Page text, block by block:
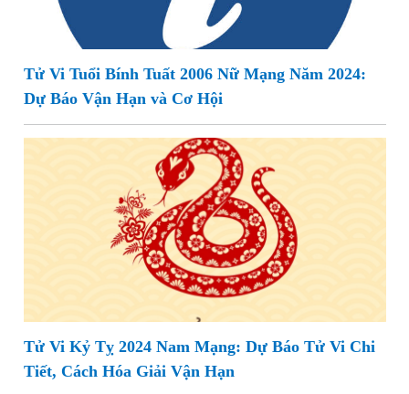
Tử Vi Tuổi Bính Tuất 2006 Nữ Mạng Năm 2024:
Dự Báo Vận Hạn và Cơ Hội
Tử Vi Kỷ Tỵ 2024 Nam Mạng: Dự Báo Tử Vi Chi
Tiết, Cách Hóa Giải Vận Hạn